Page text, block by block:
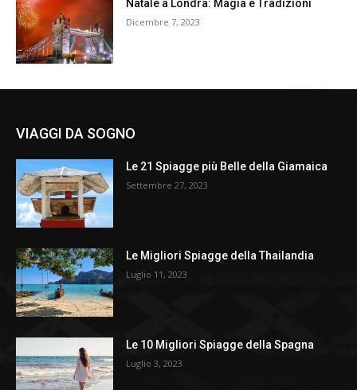
Natale a Londra: Magia e Tradizioni
Dicembre 7, 2023
VIAGGI DA SOGNO
Le 21 Spiagge più Belle della Giamaica
Settembre 27, 2023
Le Migliori Spiagge della Thailandia
Luglio 11, 2023
Le 10 Migliori Spiagge della Spagna
Luglio 3, 2023